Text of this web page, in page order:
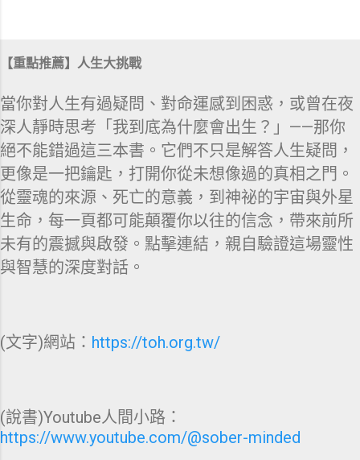
【重點推薦】人生大挑戰
當你對人生有過疑問、對命運感到困惑，或曾在夜
深人靜時思考「我到底為什麼會出生？」——那你
絕不能錯過這三本書。它們不只是解答人生疑問，
更像是一把鑰匙，打開你從未想像過的真相之門。
從靈魂的來源、死亡的意義，到神祕的宇宙與外星
生命，每一頁都可能顛覆你以往的信念，帶來前所
未有的震撼與啟發。點擊連結，親自驗證這場靈性
與智慧的深度對話。
(文字)網站： https://toh.org.tw/
(說書)Youtube人間小路：
https://www.youtube.com/@sober-minded